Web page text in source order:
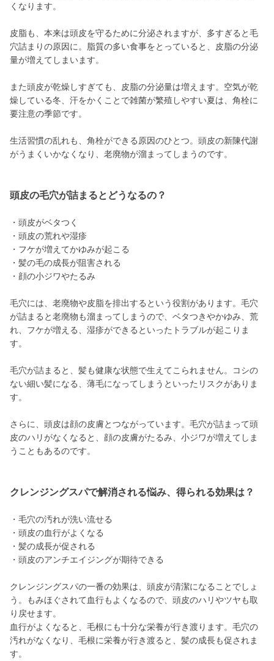
くなります。
皮脂も、本来は頭皮を守るために分泌されますが、多すぎると毛
穴詰まりの原因に。脂質の多い食事をとっていると、皮脂の分泌
量が増えてしまいます。
また頭皮が乾燥しすぎても、皮脂の分泌量は増えます。空気が乾
燥している冬、汗をかくことで雑菌が繁殖しやすい夏は、角栓に
要注意の季節です。
生活習慣の乱れも、角栓ができる原因のひとつ。頭皮の新陳代謝
がうまくいかなくなり、老廃物が溜まってしまうのです。
頭皮の毛穴が詰まるとどうなるの？
・頭皮がベタつく
・頭皮の荒れや湿疹
・フケが増えてかゆみが起こる
・髪の毛の成長が阻害される
・顔の小ジワやたるみ
毛穴には、老廃物や皮脂を排出するという役割があります。毛穴
が詰まると老廃物も溜まってしまうので、ベタつきやかゆみ、荒
れ、フケが増える、湿疹ができるといったトラブルが起こりま
す。
毛穴が詰まると、髪も健康な状態で生えてこられません。コシの
ない細い髪になる、薄毛になってしまうといったリスクがありま
す。
さらに、頭皮は顔の皮膚とつながっています。毛穴が詰まって頭
皮のハリがなくなると、顔の皮膚がたるみ、小ジワが増えてしま
うこともあるのです。
クレンジングスパで解消される悩み、得られる効果は？
・毛穴の汚れが洗い流せる
・頭皮の血行がよくなる
・髪の成長が促される
・頭皮のアンチエイジングが期待できる
クレンジングスパの一番の効果は、頭皮が清潔になることでしょ
う。もみほぐされて血行もよくなるので、頭皮のハリやツヤも取
り戻せます。
血行がよくなると、毛根にも十分な栄養が行き渡ります。毛穴の
汚れがなくなり、毛根に栄養が行き渡ると、髪の成長も促されま
す。